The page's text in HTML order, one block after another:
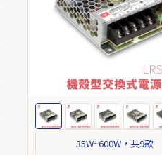
35W~600W，共9款